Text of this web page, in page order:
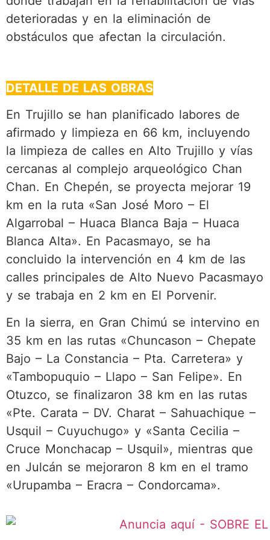
deterioradas y en la eliminación de
obstáculos que afectan la circulación.
DETALLE DE LAS OBRAS
En Trujillo se han planificado labores de
afirmado y limpieza en 66 km, incluyendo
la limpieza de calles en Alto Trujillo y vías
cercanas al complejo arqueológico Chan
Chan. En Chepén, se proyecta mejorar 19
km en la ruta «San José Moro – El
Algarrobal – Huaca Blanca Baja – Huaca
Blanca Alta». En Pacasmayo, se ha
concluido la intervención en 4 km de las
calles principales de Alto Nuevo Pacasmayo
y se trabaja en 2 km en El Porvenir.
En la sierra, en Gran Chimú se intervino en
35 km en las rutas «Chuncason – Chepate
Bajo – La Constancia – Pta. Carretera» y
«Tambopuquio – Llapo – San Felipe». En
Otuzco, se finalizaron 38 km en las rutas
«Pte. Carata – DV. Charat – Sahuachique –
Usquil – Cuyuchugo» y «Santa Cecilia –
Cruce Monchacap – Usquil», mientras que
en Julcán se mejoraron 8 km en el tramo
«Urupamba – Eracra – Condorcama».